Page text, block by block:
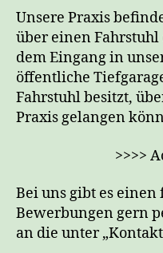
Unsere Praxis
über einen
dem Eingang in
öffentliche
Fahrstuhl besitzt,
Praxis gelangen
>>>>
Bei uns gibt es
Bewerbungen gern
an die unter